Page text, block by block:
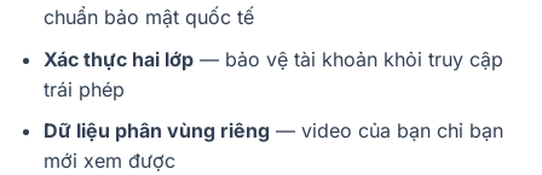
chuẩn bảo mật quốc tế
Xác thực hai lớp— bảo vệ tài khoản khỏi truy cập
trái phép
Dữ liệu phân vùng riêng — video của bạn chỉ bạn
mới xem được